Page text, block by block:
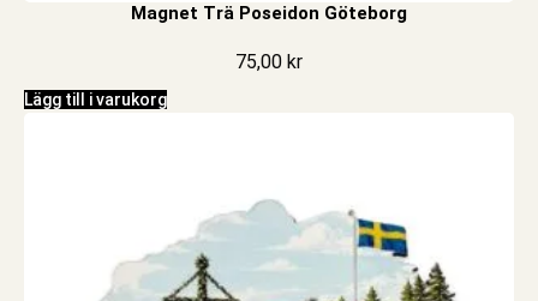
Magnet Trä Poseidon Göteborg
75,00 kr
Lägg till i varukorg